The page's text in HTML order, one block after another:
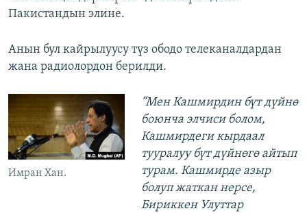
Пакистандын элине.
Анын бул кайрылуусу түз ободо телеканалдардан
жана радиолордон берилди.
Имран Хан.
“Мен Кашмирдин бүт дүйнө
боюнча элчиси болом,
Кашмирдеги кырдаал
тууралуу бүт дүйнөгө айтып
турам. Кашмирде азыр
болуп жаткан нерсе,
Бириккен Улуттар